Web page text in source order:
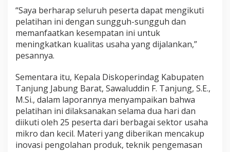
“Saya berharap seluruh peserta dapat mengikuti
pelatihan ini dengan sungguh-sungguh dan
memanfaatkan kesempatan ini untuk
meningkatkan kualitas usaha yang dijalankan,”
pesannya.
Sementara itu, Kepala Diskoperindag Kabupaten
Tanjung Jabung Barat, Sawaluddin F. Tanjung, S.E.,
M.Si., dalam laporannya menyampaikan bahwa
pelatihan ini dilaksanakan selama dua hari dan
diikuti oleh 25 peserta dari berbagai sektor usaha
mikro dan kecil. Materi yang diberikan mencakup
inovasi pengolahan produk, teknik pengemasan